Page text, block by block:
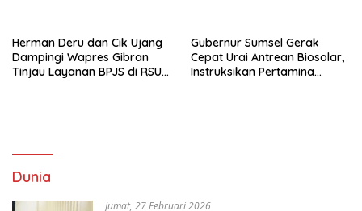
Herman Deru dan Cik Ujang
Dampingi Wapres Gibran
Tinjau Layanan BPJS di RSUD
Gubernur Sumsel Gerak
Cepat Urai Antrean Biosolar,
Instruksikan Pertamina
Dunia
Jumat, 27 Februari 2026